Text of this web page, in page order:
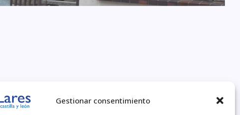
Gestionar consentimiento